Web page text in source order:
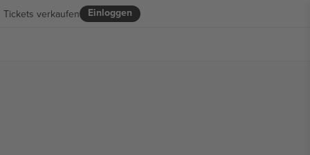
Einloggen
Tickets verkaufen